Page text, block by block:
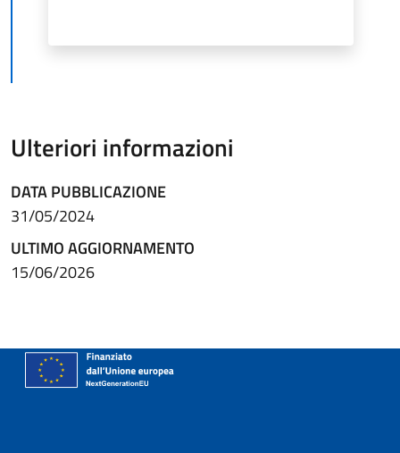
Ulteriori informazioni
DATA PUBBLICAZIONE
31/05/2024
ULTIMO AGGIORNAMENTO
15/06/2026